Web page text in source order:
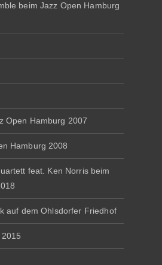
beim Jazz Open Hamburg
Open Hamburg 2007
Hamburg 2008
feat. Ken Norris beim
auf dem Ohlsdorfer Friedhof